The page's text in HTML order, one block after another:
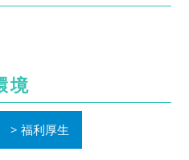
境
福利厚生